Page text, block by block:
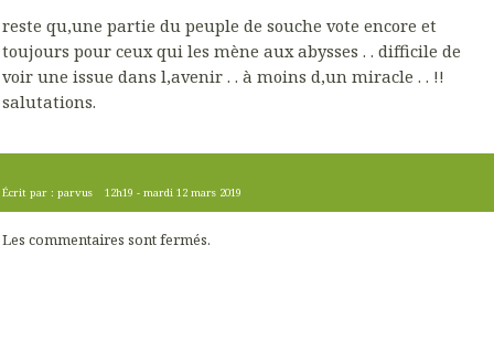
reste qu,une partie du peuple de souche vote encore et
toujours pour ceux qui les mène aux abysses . . difficile de
voir une issue dans l,avenir . . à moins d,un miracle . . !!
salutations.
Écrit par : parvus 12h19 -mardi 12 mars 2019
Les commentaires sont fermés.